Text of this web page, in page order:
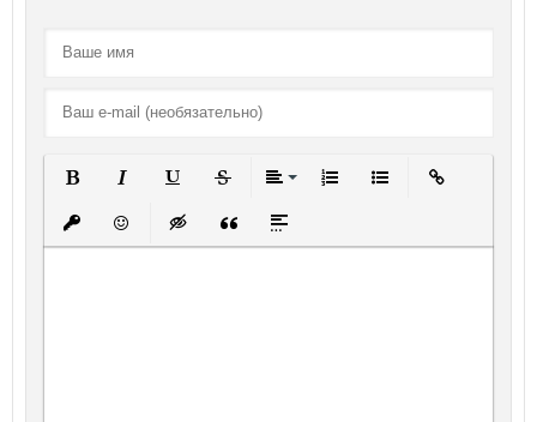
Вставить защищенную ссылку
Вставить смайлик
Вставка скрытого текста
Вставка цитаты
Вставка спойлера